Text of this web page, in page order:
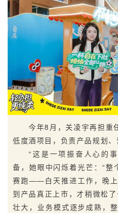
今年8月，关凌宇再担重
低度酒项目，负责产品规划、
“这是一项振奋人心的
备，她眼中闪烁着光芒：“整
赛跑——白天推进工作，晚
到产品真正上市，才稍微松
壮大，业务模式逐步成熟，